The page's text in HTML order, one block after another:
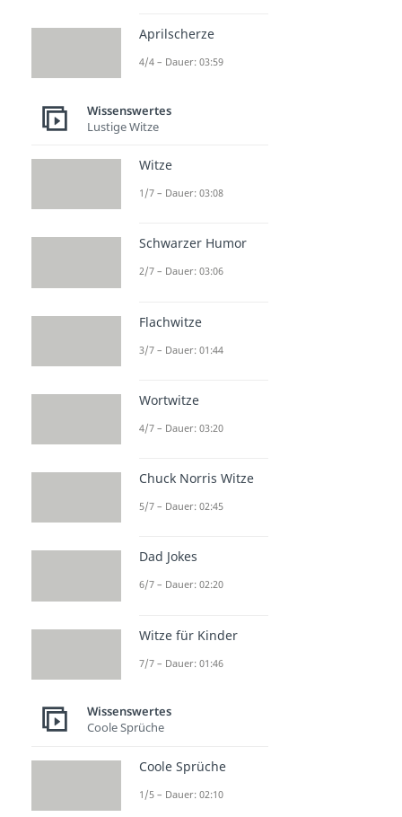
Aprilscherze
4/4 – Dauer: 03:59
Wissenswertes
Lustige Witze
Witze
1/7 – Dauer: 03:08
Schwarzer Humor
2/7 – Dauer: 03:06
Flachwitze
3/7 – Dauer: 01:44
Wortwitze
4/7 – Dauer: 03:20
Chuck Norris Witze
5/7 – Dauer: 02:45
Dad Jokes
6/7 – Dauer: 02:20
Witze für Kinder
7/7 – Dauer: 01:46
Wissenswertes
Coole Sprüche
Coole Sprüche
1/5 – Dauer: 02:10